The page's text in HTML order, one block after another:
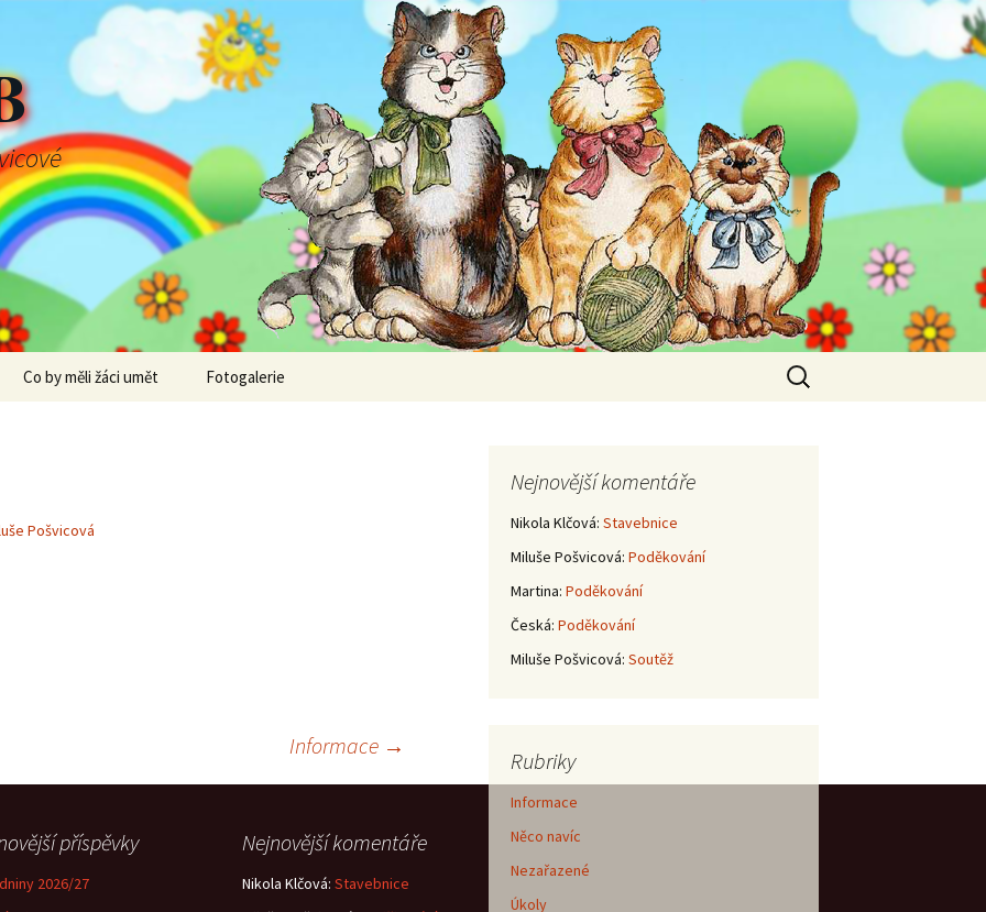
Co by měli žáci umět Fotogalerie
Vyhledávání
Pošvicová
Informace →
Nejnovější komentáře
Nikola Klčová: Stavebnice
Miluše Pošvicová: Poděkování
Martina: Poděkování
Česká: Poděkování
Miluše Pošvicová: Soutěž
Rubriky
Informace
Něco navíc
Nezařazené
Úkoly
příspěvky
2026/27
Nejnovější komentáře
Nikola Klčová: Stavebnice